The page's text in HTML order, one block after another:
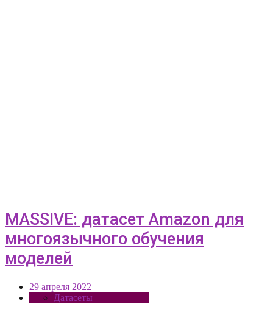
MASSIVE: датасет Amazon для
многоязычного обучения
моделей
29 апреля 2022
Датасеты